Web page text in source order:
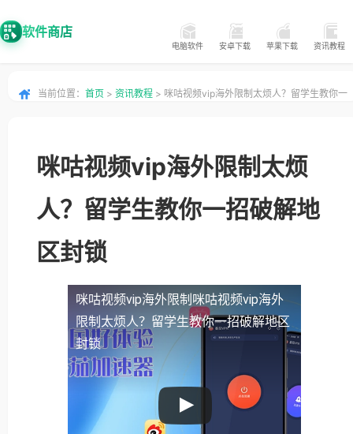
软件商店
电脑软件 安卓下载 苹果下载 资讯教程
当前位置： 首页 > 资讯教程 > 咪咕视频vip海外限制太烦人？留学生教你一
咪咕视频vip海外限制太烦
人？留学生教你一招破解地
区封锁
咪咕视频vip海外限制 咪咕视频vip海外
限制太烦人？留学生教你一招破解地区
封锁